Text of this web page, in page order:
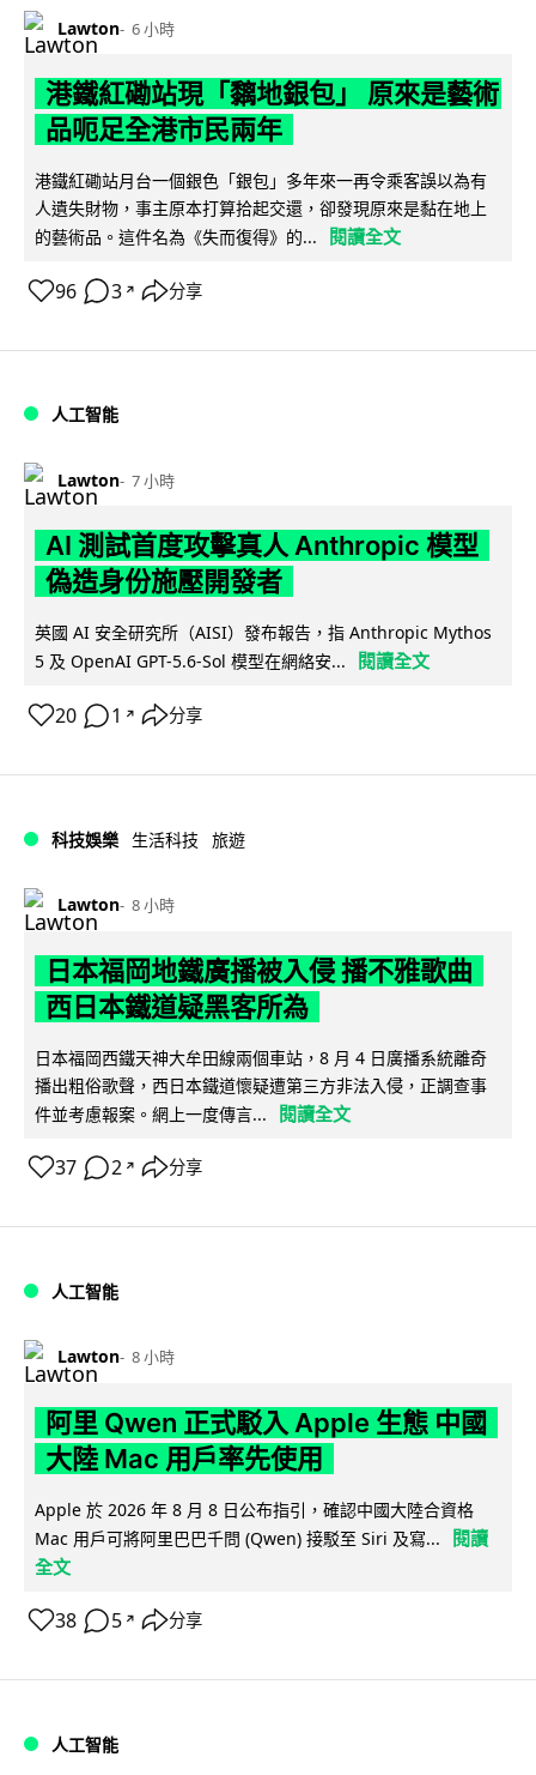
Lawton 6 小時
港鐵紅磡站現「黐地銀包」 原來是藝術
品呃足全港市民兩年
港鐵紅磡站月台一個銀色「銀包」多年來一再令乘客誤以為有
人遺失財物，事主原本打算拾起交還，卻發現原來是黏在地上
的藝術品。這件名為《失而復得》的...
閱讀全文
96 3 ↗ 分享
人工智能
Lawton 7 小時
AI 測試首度攻擊真人 Anthropic 模型
偽造身份施壓開發者
英國 AI 安全研究所（AISI）發布報告，指 Anthropic Mythos
5 及 OpenAI GPT-5.6-Sol 模型在網絡安...
閱讀全文
20 1 ↗ 分享
科技娛樂 生活科技 旅遊
Lawton 8 小時
日本福岡地鐵廣播被入侵 播不雅歌曲
西日本鐵道疑黑客所為
日本福岡西鐵天神大牟田線兩個車站，8 月 4 日廣播系統離奇
播出粗俗歌聲，西日本鐵道懷疑遭第三方非法入侵，正調查事
件並考慮報案。網上一度傳言...
閱讀全文
37 2 ↗ 分享
人工智能
Lawton 8 小時
阿里 Qwen 正式駁入 Apple 生態 中國
大陸 Mac 用戶率先使用
Apple 於 2026 年 8 月 8 日公布指引，確認中國大陸合資格
Mac 用戶可將阿里巴巴千問 (Qwen) 接駁至 Siri 及寫...
閱讀
全文
38 5 ↗ 分享
人工智能